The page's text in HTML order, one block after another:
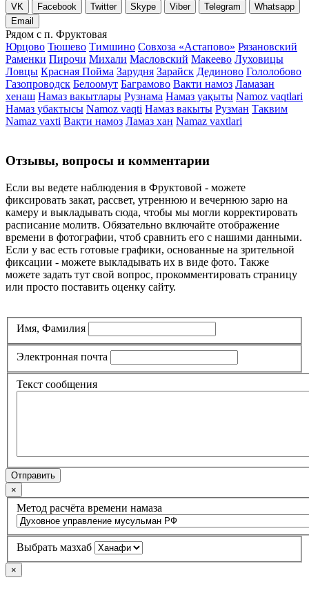
VK Facebook Twitter Skype Viber Telegram
Whatsapp
Email
Рядом с п. Фруктовая
Юрцово Тюшево Тимшино Совхоза «Астапово» Рязановский
Раменки Пирочи Михали Масловский Макеево Луховицы
Ловцы Красная Пойма Зарудня Зарайск Дединово Гололобово
Газопроводск Белоомут Баграмово Вакти намоз Ламазан
хенаш Намаз вакытлары Рузнама Намаз уақыты Namoz vaqtlari
Намаз убактысы Namoz vaqti Намаз вакыты Рузман Таквим
Namaz vaxti Вақти намоз Ламаз хан Namaz vaxtlari
Отзывы, вопросы и комментарии
Если вы ведете наблюдения в Фруктовой - можете
фиксировать закат, рассвет, утреннюю и вечернюю зарю на
камеру и выкладывать сюда, чтобы мы могли корректировать
расписание молитв. Обязательно включайте отображение
времени в фотографии, чтоб сравнить его с нашими данными.
Если у вас есть готовые графики, основанные на зрительной
фиксации - можете выкладывать их в виде фото. Также
можете задать тут свой вопрос, прокомментировать страницу
или просто поставить оценку сайту.
Имя, Фамилия
Электронная почта
Текст сообщения
Отправить
×
Метод расчёта времени намаза
Выбрать мазхаб
×